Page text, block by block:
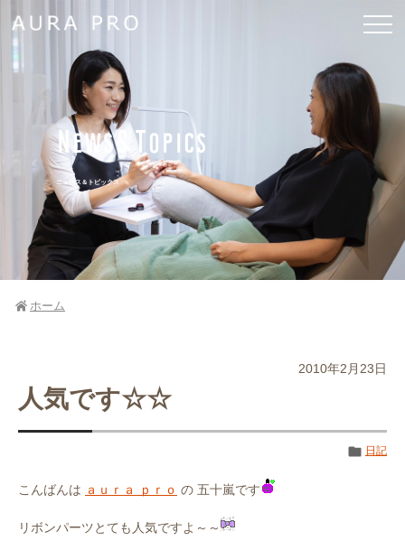
News&Topics
ニュース＆トピックス
ホーム
2010年2月23日
人気です☆☆
日記
こんばんは ａｕｒａ ｐｒｏ の 五十嵐です
リボンパーツとても人気ですよ～～